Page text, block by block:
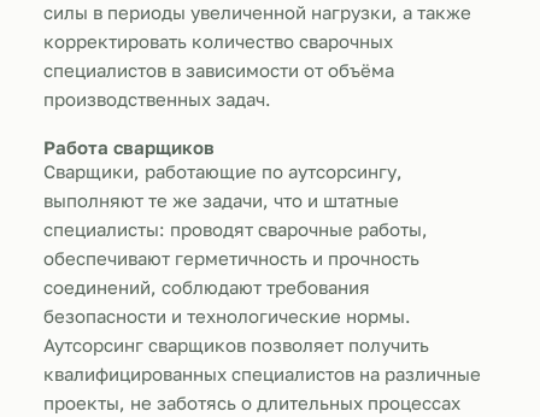
силы в периоды увеличенной нагрузки, а также
корректировать количество сварочных
специалистов в зависимости от объёма
производственных задач.
Работа сварщиков
Сварщики, работающие по аутсорсингу,
выполняют те же задачи, что и штатные
специалисты: проводят сварочные работы,
обеспечивают герметичность и прочность
соединений, соблюдают требования
безопасности и технологические нормы.
Аутсорсинг сварщиков позволяет получить
квалифицированных специалистов на различные
проекты, не заботясь о длительных процессах